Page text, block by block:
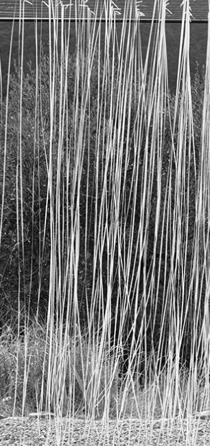
Crédits
Documentation
Visites d'ateliers
Production vidéo
Formation
Événements
1% œuvres dans
public